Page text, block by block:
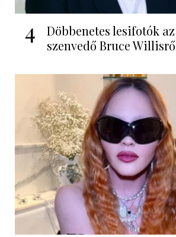
4
Döbbenetes lesifotók
szenvedő Bruce